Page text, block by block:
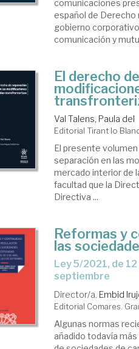
comunicaciones
español de
gobierno
comunicación y
El derecho
Val Talens, Paula del
Editorial Tirant lo
El presente
separación en las
mercado interior de
facultad que la
Directiva ...
Reformas y
las
Ley 5/2021, de 12 de abril, y Ley 16/2022, de 5 de
septiembre
Director/a. Embid
Editorial Comares.
Algunas normas
añadido todavía